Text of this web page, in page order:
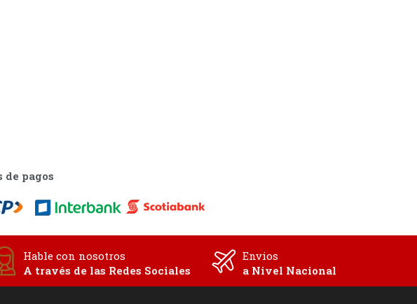
de pagos
Hable con nosotros
A través de las Redes Sociales
Envios
a Nivel Nacional